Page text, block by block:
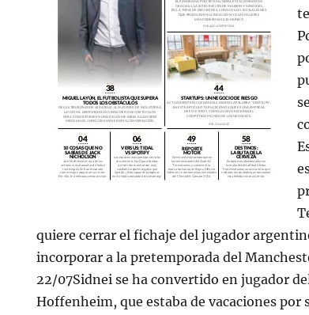
quiere cerrar el fichaje del jugador
incorporar a la pretemporada del
22/07Sidnei se ha convertido en jugador
Hoffenheim, que estaba de vacaciones por